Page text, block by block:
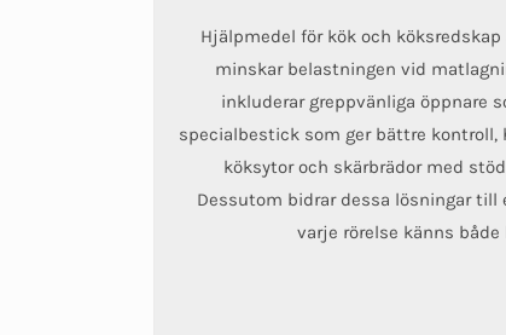
produktsidan
Hjälpmedel för kök och
minskar belastningen vid
inkluderar greppvänliga öppnare
specialbestick som ger bättre
köksytor och skärbrädor med
Dessutom bidrar dessa lösningar
varje rörelse känns